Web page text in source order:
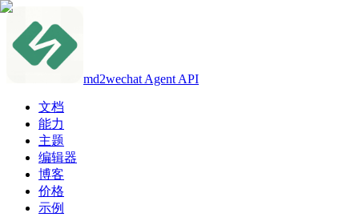
md2wechat Agent API
文档
能力
主题
编辑器
博客
价格
示例